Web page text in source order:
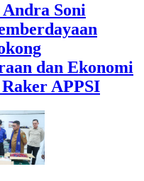
Soni
dan Ekonomi
APPSI